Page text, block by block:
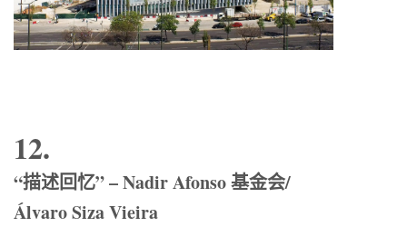
12.
“描述回忆” – Nadir Afonso 基金会/
Álvaro Siza Vieira